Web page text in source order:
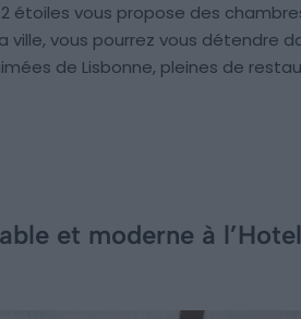
étoiles vous propose des
ville, vous pourrez vous détendre
de Lisbonne, pleines de
et moderne à